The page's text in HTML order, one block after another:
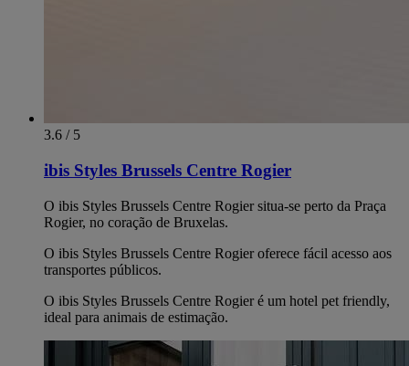
3.6 / 5
ibis Styles Brussels Centre Rogier
O ibis Styles Brussels Centre Rogier situa-se perto da Praça
Rogier, no coração de Bruxelas.
O ibis Styles Brussels Centre Rogier oferece fácil acesso aos
transportes públicos.
O ibis Styles Brussels Centre Rogier é um hotel pet friendly,
ideal para animais de estimação.